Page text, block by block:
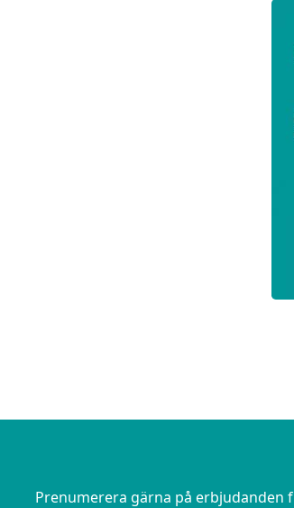
Prenumerera gärna på erbjudanden